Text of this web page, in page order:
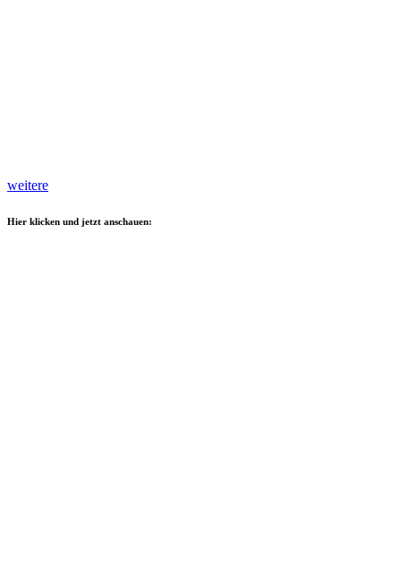
weitere
Hier klicken und jetzt anschauen: